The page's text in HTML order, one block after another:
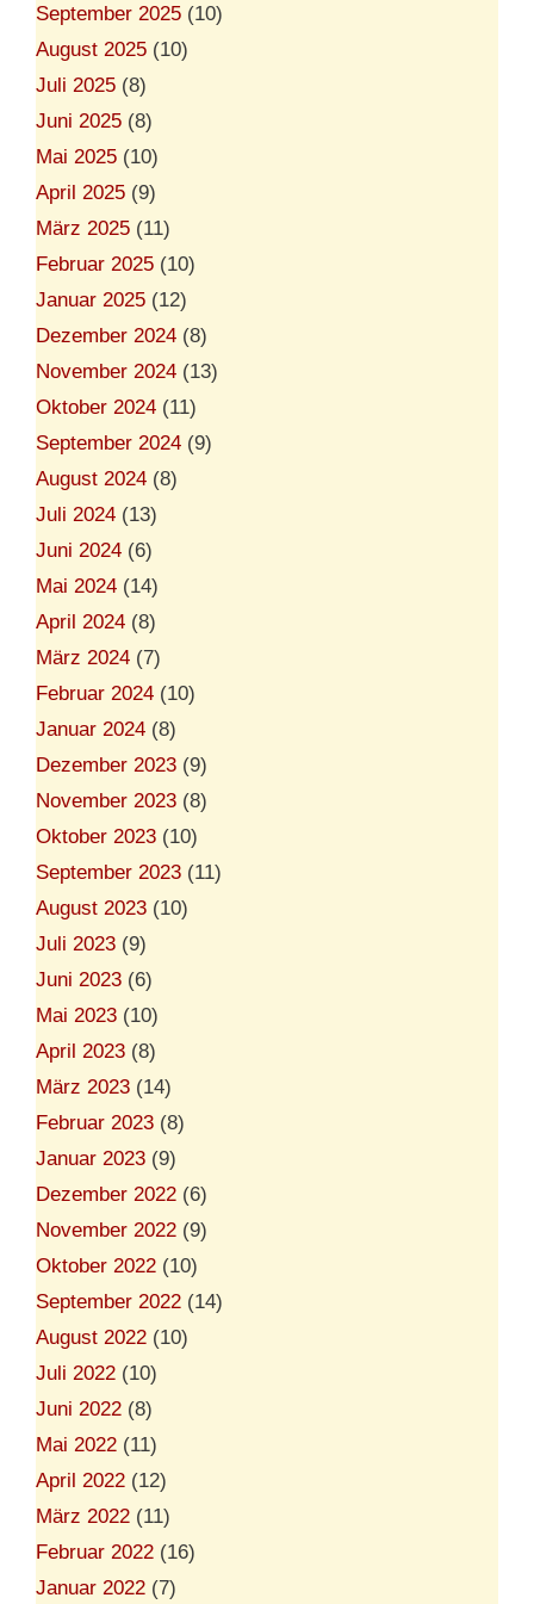
September 2025 (10)
August 2025 (10)
Juli 2025 (8)
Juni 2025 (8)
Mai 2025 (10)
April 2025 (9)
März 2025 (11)
Februar 2025 (10)
Januar 2025 (12)
Dezember 2024 (8)
November 2024 (13)
Oktober 2024 (11)
September 2024 (9)
August 2024 (8)
Juli 2024 (13)
Juni 2024 (6)
Mai 2024 (14)
April 2024 (8)
März 2024 (7)
Februar 2024 (10)
Januar 2024 (8)
Dezember 2023 (9)
November 2023 (8)
Oktober 2023 (10)
September 2023 (11)
August 2023 (10)
Juli 2023 (9)
Juni 2023 (6)
Mai 2023 (10)
April 2023 (8)
März 2023 (14)
Februar 2023 (8)
Januar 2023 (9)
Dezember 2022 (6)
November 2022 (9)
Oktober 2022 (10)
September 2022 (14)
August 2022 (10)
Juli 2022 (10)
Juni 2022 (8)
Mai 2022 (11)
April 2022 (12)
März 2022 (11)
Februar 2022 (16)
Januar 2022 (7)